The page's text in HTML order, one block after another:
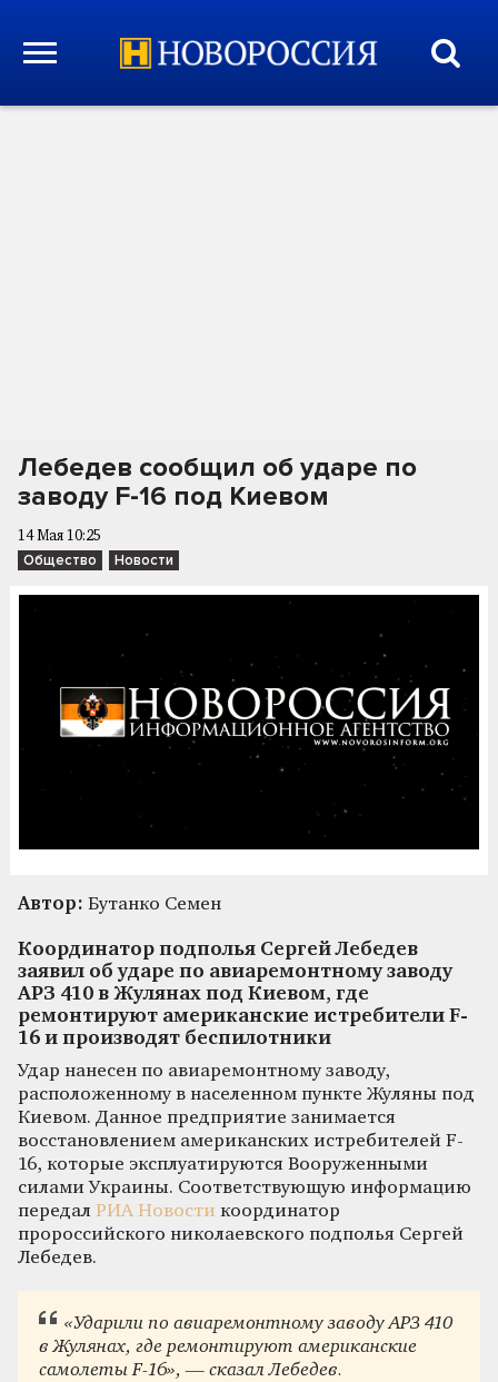
Лебедев сообщил об ударе по
заводу F-16 под Киевом
14 Мая 10:25
Общество Новости
Автор: Бутанко Семен
Координатор подполья Сергей Лебедев
заявил об ударе по авиаремонтному заводу
АРЗ 410 в Жулянах под Киевом, где
ремонтируют американские истребители F-
16 и производят беспилотники
Удар нанесен по авиаремонтному заводу,
расположенному в населенном пункте Жуляны под
Киевом. Данное предприятие занимается
восстановлением американских истребителей F-
16, которые эксплуатируются Вооруженными
силами Украины. Соответствующую информацию
передал РИА Новости координатор
пророссийского николаевского подполья Сергей
Лебедев.
«Ударили по авиаремонтному заводу АРЗ 410
в Жулянах, где ремонтируют американские
самолеты F-16», — сказал Лебедев.